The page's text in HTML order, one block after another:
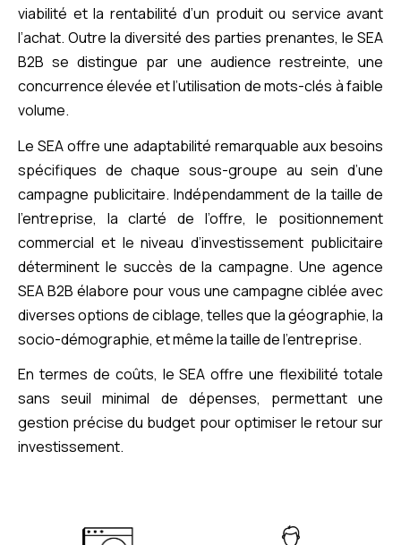
viabilité et la rentabilité d’un produit ou service avant
l’achat. Outre la diversité des parties prenantes, le SEA
B2B se distingue par une audience restreinte, une
concurrence élevée et l’utilisation de mots-clés à faible
volume.
Le SEA offre une adaptabilité remarquable aux besoins
spécifiques de chaque sous-groupe au sein d’une
campagne publicitaire. Indépendamment de la taille de
l’entreprise, la clarté de l’offre, le positionnement
commercial et le niveau d’investissement publicitaire
déterminent le succès de la campagne. Une agence
SEA B2B élabore pour vous une campagne ciblée avec
diverses options de ciblage, telles que la géographie, la
socio-démographie, et même la taille de l’entreprise.
En termes de coûts, le SEA offre une flexibilité totale
sans seuil minimal de dépenses, permettant une
gestion précise du budget pour optimiser le retour sur
investissement.